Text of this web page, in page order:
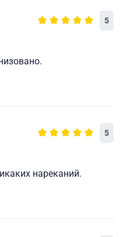
5
5
нареканий.